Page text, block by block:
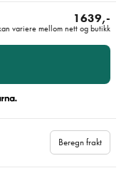
1639,-
variere mellom nett og butikk
Beregn frakt